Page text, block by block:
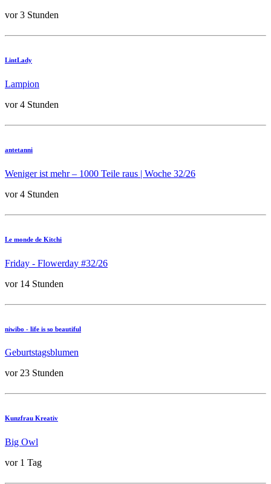
vor 3 Stunden
LintLady
Lampion
vor 4 Stunden
antetanni
Weniger ist mehr – 1000 Teile raus | Woche 32/26
vor 4 Stunden
Le monde de Kitchi
Friday - Flowerday #32/26
vor 14 Stunden
niwibo - life is so beautiful
Geburtstagsblumen
vor 23 Stunden
Kunzfrau Kreativ
Big Owl
vor 1 Tag